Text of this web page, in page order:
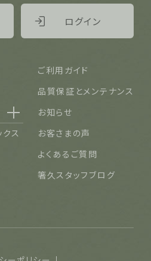
ご利用ガイド
品質保証とメンテナンス
・米寿など）
お知らせ
ス
お客さまの声
よくあるご質問
箸久スタッフブログ
ログイン